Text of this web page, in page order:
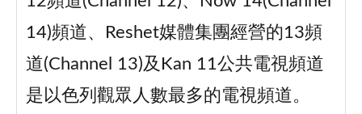
14)頻道、Reshet媒體集團經營的13頻
道(Channel 13)及Kan 11公共電視頻道
是以色列觀眾人數最多的電視頻道。